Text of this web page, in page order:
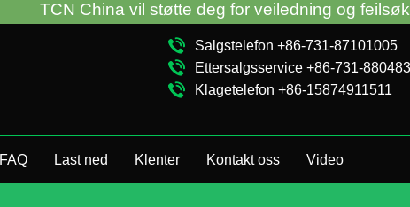
Salgstelefon +86-731-87101005
Ettersalgsservice +86-731-
Klagetelefon +86-15874911511
FAQ Last ned Klenter Kontakt oss Video
TCN China vil støtte deg for veiledning og